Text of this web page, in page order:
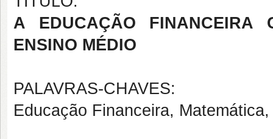
A EDUCAÇÃO FINANCEIRA
ENSINO MÉDIO
PALAVRAS-CHAVES:
Educação Financeira,